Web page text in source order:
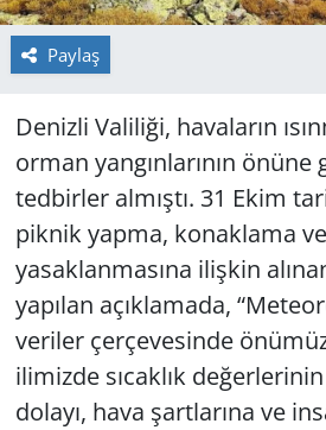
Paylaş
Denizli Valiliği, havaların
orman yangınlarının
tedbirler almıştı. 31 Ekim
piknik yapma, konaklama
yasaklanmasına ilişkin
yapılan açıklamada,
veriler çerçevesinde
ilimizde sıcaklık
dolayı, hava şartlarına ve
SAĞLIK
SİYASET
SPOR
Yerel